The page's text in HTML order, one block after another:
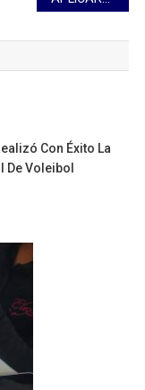
Con Éxito La
De Voleibol